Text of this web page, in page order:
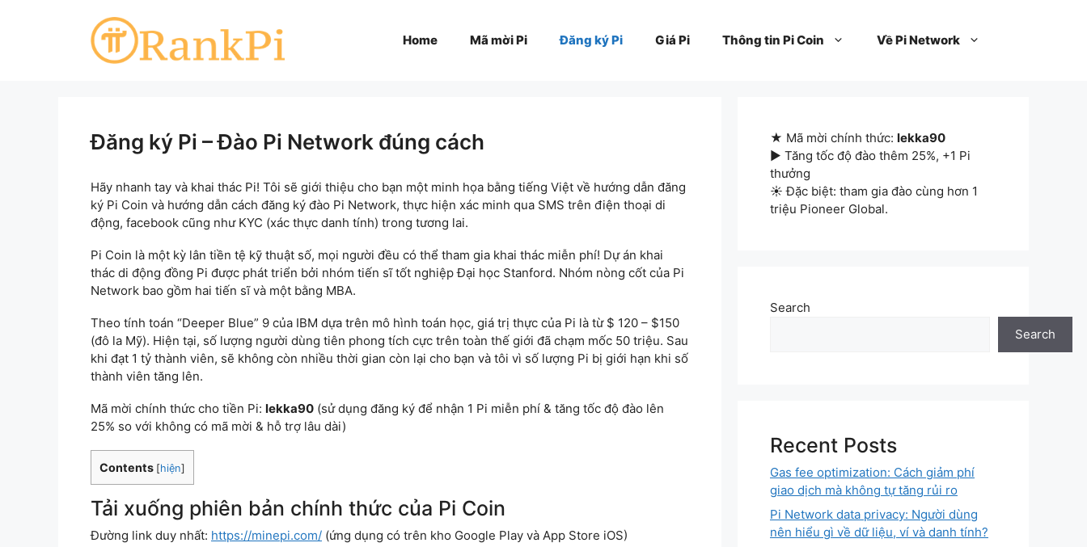
Home Mã mời Pi Đăng ký Pi Giá Pi Thông tin Pi Coin Về Pi Network
Đăng ký Pi – Đào Pi Network đúng cách
Hãy nhanh tay và khai thác Pi! Tôi sẽ giới thiệu cho bạn một minh họa bằng tiếng Việt về hướng dẫn đăng
ký Pi Coin và hướng dẫn cách đăng ký đào Pi Network, thực hiện xác minh qua SMS trên điện thoại di
động, facebook cũng như KYC (xác thực danh tính) trong tương lai.
Pi Coin là một kỳ lân tiền tệ kỹ thuật số, mọi người đều có thể tham gia khai thác miễn phí! Dự án khai
thác di động đồng Pi được phát triển bởi nhóm tiến sĩ tốt nghiệp Đại học Stanford. Nhóm nòng cốt của Pi
Network bao gồm hai tiến sĩ và một bằng MBA.
Theo tính toán “Deeper Blue” 9 của IBM dựa trên mô hình toán học, giá trị thực của Pi là từ $ 120 – $150
(đô la Mỹ). Hiện tại, số lượng người dùng tiên phong tích cực trên toàn thế giới đã chạm mốc 50 triệu. Sau
khi đạt 1 tỷ thành viên, sẽ không còn nhiều thời gian còn lại cho bạn và tôi vì số lượng Pi bị giới hạn khi số
thành viên tăng lên.
Mã mời chính thức cho tiền Pi: lekka90 (sử dụng đăng ký để nhận 1 Pi miễn phí & tăng tốc độ đào lên
25% so với không có mã mời & hỗ trợ lâu dài)
Contents [hiện]
Tải xuống phiên bản chính thức của Pi Coin
Đường link duy nhất: https://minepi.com/ (ứng dụng có trên kho Google Play và App Store iOS)
★ Mã mời chính thức: lekka90
▶ Tăng tốc độ đào thêm 25%, +1 Pi
thưởng
☀ Đặc biệt: tham gia đào cùng hơn 1
triệu Pioneer Global.
Search
Search
Recent Posts
Gas fee optimization: Cách giảm phí
giao dịch mà không tự tăng rủi ro
Pi Network data privacy: Người dùng
nên hiểu gì về dữ liệu, ví và danh tính?